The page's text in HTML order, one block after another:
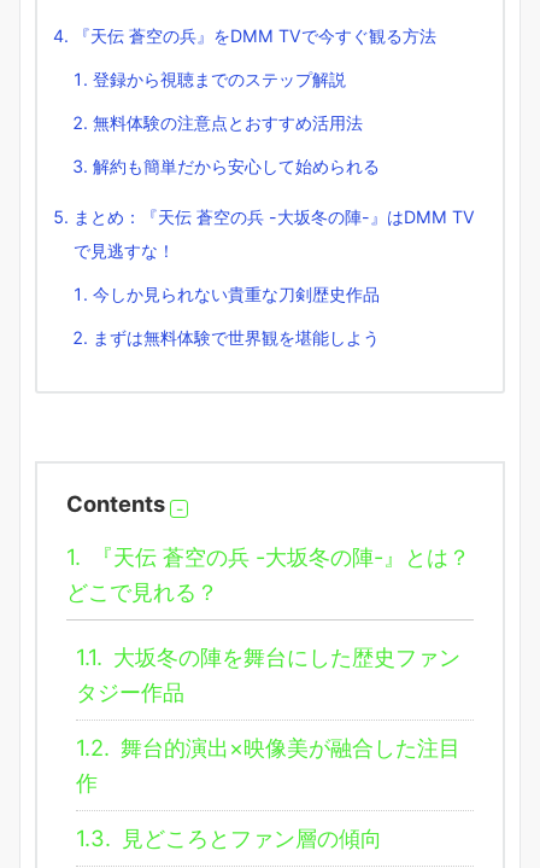
『天伝 蒼空の兵』をDMM TVで今すぐ観る方法
登録から視聴までのステップ解説
無料体験の注意点とおすすめ活用法
解約も簡単だから安心して始められる
まとめ：『天伝 蒼空の兵 -大坂冬の陣-』はDMM TV
で見逃すな！
今しか見られない貴重な刀剣歴史作品
まずは無料体験で世界観を堪能しよう
Contents
1.
『天伝 蒼空の兵 -大坂冬の陣-』とは？
どこで見れる？
1.1. 大坂冬の陣を舞台にした歴史ファン
タジー作品
1.2. 舞台的演出×映像美が融合した注目
作
1.3. 見どころとファン層の傾向